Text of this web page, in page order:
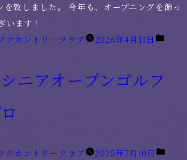
を致しました。 今年も、オープニングを飾っ
います！
クカントリークラブ
2026年4月11日
ニアオープンゴルフ
クカントリークラブ
2025年7月10日